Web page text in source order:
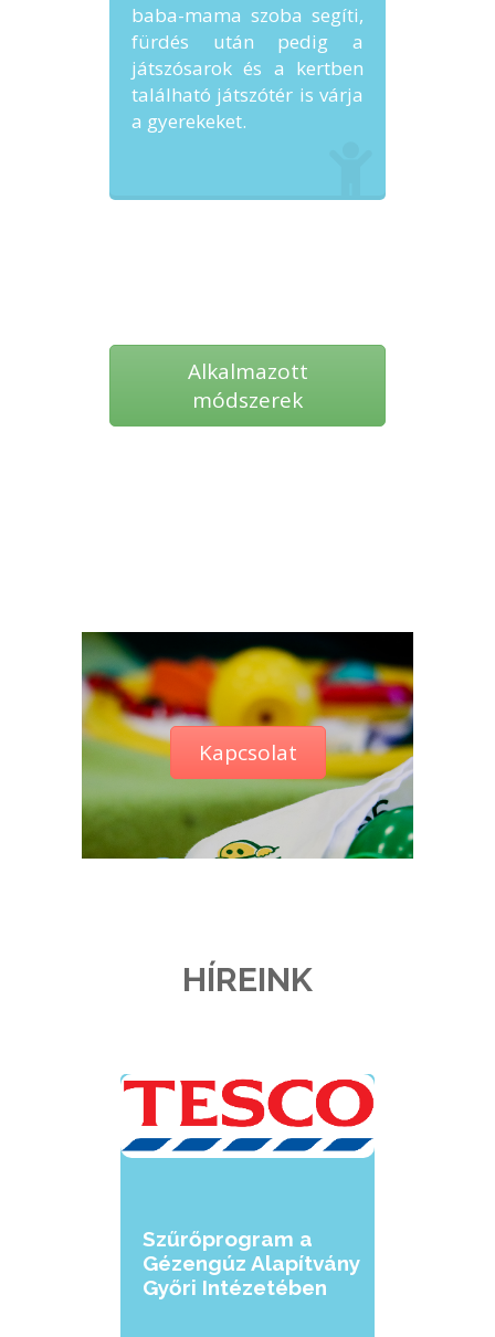
baba-mama szoba segíti,
fürdés után pedig a
játszósarok és a kertben
található játszótér is várja
a gyerekeket.
Alkalmazott
módszerek
Kapcsolat
HÍREINK
Szűrőprogram a
Gézengúz Alapítvány
Győri Intézetében